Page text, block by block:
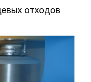
отходов